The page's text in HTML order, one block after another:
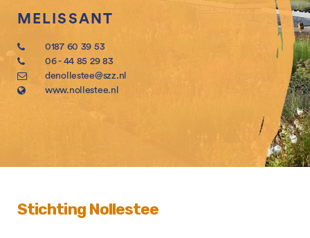
MELISSANT
0187 60 39 53
06 - 44 85 29 83
denollestee@szz.nl
www.nollestee.nl
Stichting Nollestee